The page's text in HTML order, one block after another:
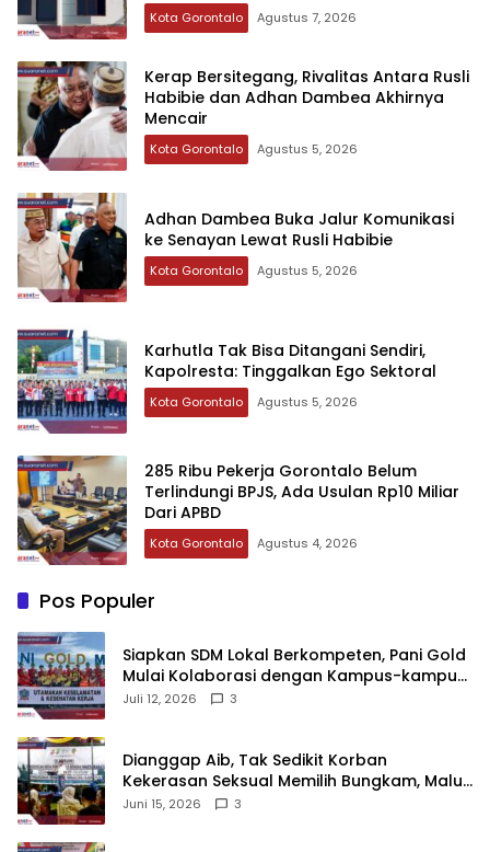
Kota Gorontalo Agustus 7, 2026
‎Kerap Bersitegang, Rivalitas Antara Rusli
Habibie dan Adhan Dambea Akhirnya
Mencair
Kota Gorontalo Agustus 5, 2026
‎Adhan Dambea Buka Jalur Komunikasi
ke Senayan Lewat Rusli Habibie
Kota Gorontalo Agustus 5, 2026
‎Karhutla Tak Bisa Ditangani Sendiri,
Kapolresta: Tinggalkan Ego Sektoral‎‎
Kota Gorontalo Agustus 5, 2026
‎285 Ribu Pekerja Gorontalo Belum
Terlindungi BPJS, Ada Usulan Rp10 Miliar
Dari APBD‎
Kota Gorontalo Agustus 4, 2026
Pos Populer
‎Siapkan SDM Lokal Berkompeten, Pani Gold
Mulai Kolaborasi dengan Kampus-kampus
di Gorontalo
Juli 12, 2026 3
‎Dianggap Aib, Tak Sedikit Korban
Kekerasan Seksual Memilih Bungkam, Malu
untuk Melapor!‎
Juni 15, 2026 3